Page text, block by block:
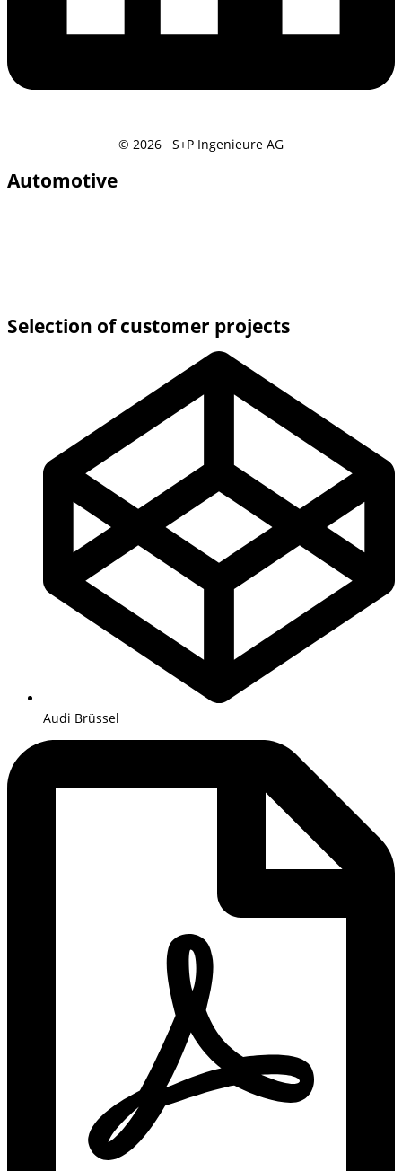
© 2026 S+P Ingenieure AG
Automotive
Selection of customer projects
Audi Brüssel